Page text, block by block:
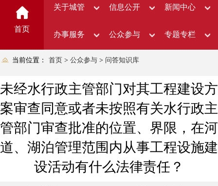
首页
关于城管 信息公开 新闻中心
办事服务 公众参与 专题专栏
当前位置： 首页 > 公众参与 > 问答知识库
未经水行政主管部门对其工程建设方
案审查同意或者未按照有关水行政主
管部门审查批准的位置、界限，在河
道、湖泊管理范围内从事工程设施建
设活动有什么法律责任？